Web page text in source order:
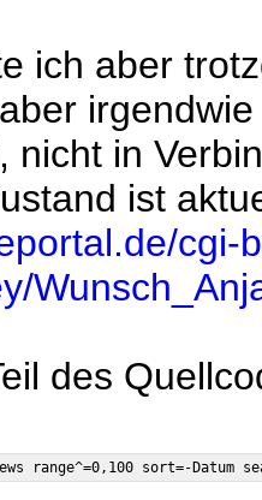
ich aber
nicht in
ist
cgi-
des